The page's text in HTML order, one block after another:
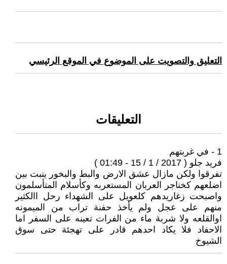
التعليق والتصويت على الموضوع في الموقع الرئيسي
التعليقات
1 - في غربتهم
فريد جلو ( 2017 / 1 / 15 - 01:49 )
تفرقوا ولكن مازال عشق الارض والبط والبخور ينبت بين
اضلعهم كخناجر العربان المستعربه وكأسلام المتأسلمون
واصبحت زغاريدهم كلعويل على الشهداء رحل االكثير
منهم على عجل ولم يأخذ حفنة تراب من الميمونه
اوالقلعه ولا شربة ماء من الفرات تعينه على السفر اما
الاحفاد فلا يكاد احدهم قادر على تهجئة حتى سوق
الشيوخ